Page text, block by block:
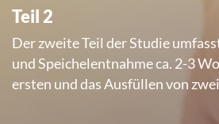
Teil 2
Der zweite Teil der Studie
und Speichelentnahme ca. 2-3
ersten und das Ausfüllen von